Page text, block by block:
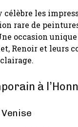
célèbre les
rare de
occasion unique
Renoir et leurs
à